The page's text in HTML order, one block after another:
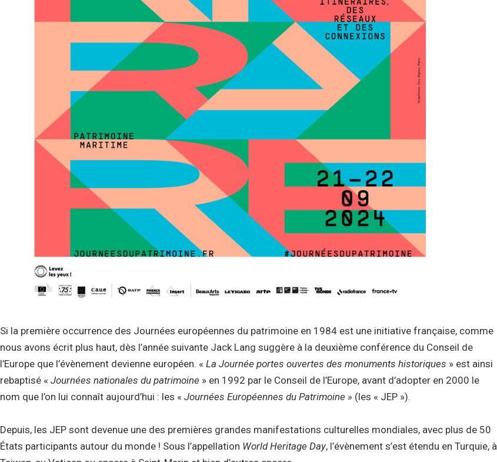
Si la première occurrence des Journées européennes du patrimoine en 1984 est une initiative française, comme
nous avons écrit plus haut, dès l’année suivante Jack Lang suggère à la deuxième conférence du Conseil de
l’Europe que l’évènement devienne européen. « La Journée portes ouvertes des monuments historiques » est ainsi
rebaptisé « Journées nationales du patrimoine » en 1992 par le Conseil de l’Europe, avant d’adopter en 2000 le
nom que l’on lui connaît aujourd’hui : les « Journées Européennes du Patrimoine » (les « JEP »).
Depuis, les JEP sont devenue une des premières grandes manifestations culturelles mondiales, avec plus de 50
États participants autour du monde ! Sous l’appellation World Heritage Day, l’évènement s’est étendu en Turquie, à